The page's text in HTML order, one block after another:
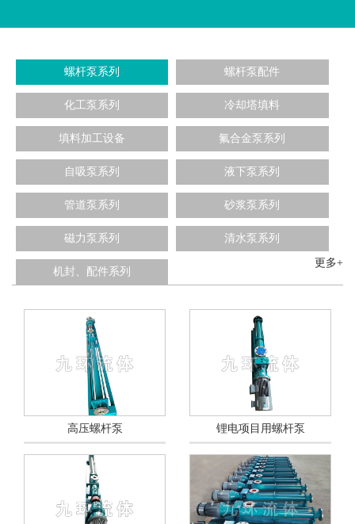
螺杆泵系列 螺杆泵配件
化工泵系列 冷却塔填料
填料加工设备 氟合金泵系列
自吸泵系列 液下泵系列
管道泵系列 砂浆泵系列
磁力泵系列 清水泵系列
机封、配件系列
更多+
高压螺杆泵 锂电项目用螺杆泵